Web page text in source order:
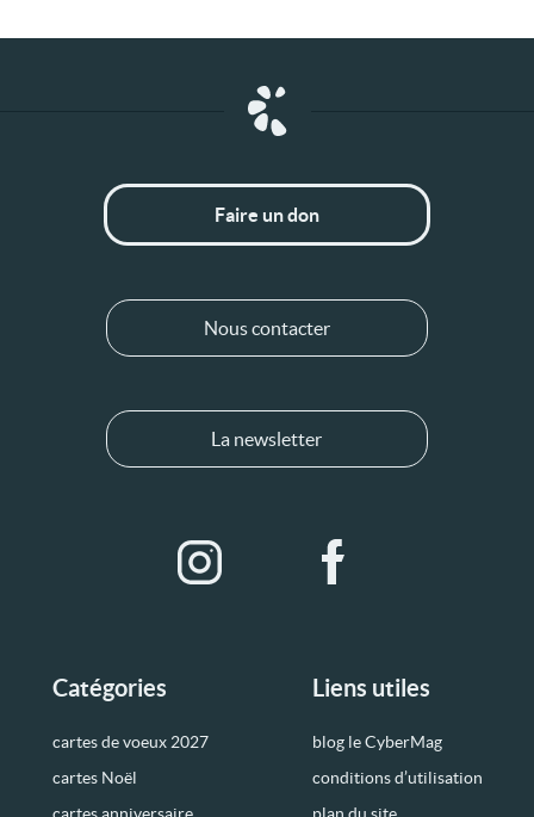
Catégories
cartes de voeux 2027
cartes Noël
Liens utiles
blog le CyberMag
conditions d’utilisation
Faire un don
Nous contacter
La newsletter